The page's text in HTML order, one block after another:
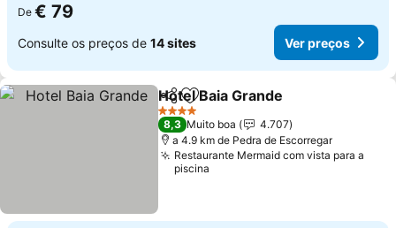
De € 79
Consulte os preços de 14 sites Ver preços
PartilharAdicionar aos favoritos
Hotel Baia Grande
4 Estrelas
8,3 Muito boa
4.707
a 4.9 km de Pedra de Escorregar
Restaurante Mermaid com vista para a
piscina